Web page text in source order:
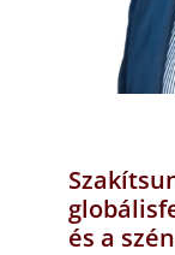
és a